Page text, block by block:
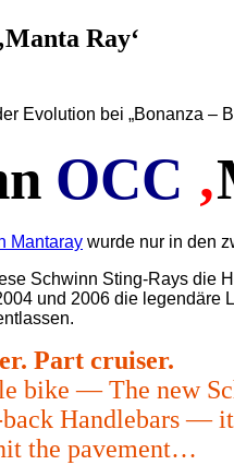
Ray‘
Evolution bei „Bonanza –
OCC ‚
Mantaray wurde nur in den
Schwinn Sting-Rays die
und 2006 die legendäre
Part cruiser.
bike — The new
Handlebars —
the pavement…